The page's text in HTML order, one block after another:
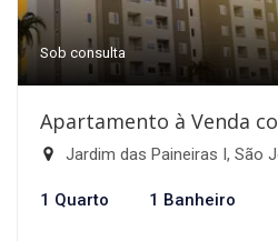
Sob consulta
Apartamento à Venda
Jardim das Paineiras I, São
1 Quarto 1 Banheiro